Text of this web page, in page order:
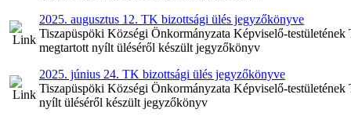
2025. augusztus 12. TK bizottsági ülés jegyzőkönyve
Tiszapüspöki Községi Önkormányzata Képviselő-
megtartott nyílt üléséről készült jegyzőkönyv
2025. június 24. TK bizottsági ülés jegyzőkönyve
Tiszapüspöki Községi Önkormányzata Képviselő-
nyílt üléséről készült jegyzőkönyv